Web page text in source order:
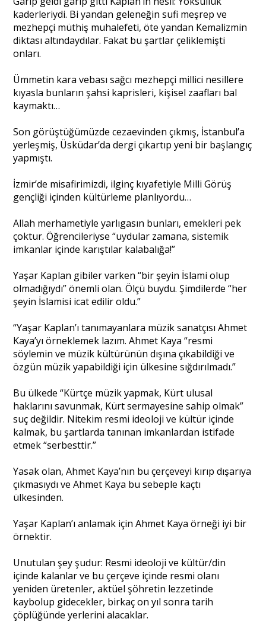
kaderleriydi. Bi yandan geleneğin sufi meşrep ve
mezhepçi müthiş muhalefeti, öte yandan Kemalizmin
diktası altındaydılar. Fakat bu şartlar çeliklemişti
onları.
Ümmetin kara vebası sağcı mezhepçi millici nesillere
kıyasla bunların şahsi kaprisleri, kişisel zaafları bal
kaymaktı…
Son görüştüğümüzde cezaevinden çıkmış, İstanbul’a
yerleşmiş, Üsküdar’da dergi çıkartıp yeni bir başlangıç
yapmıştı.
İzmir’de misafirimizdi, ilginç kıyafetiyle Milli Görüş
gençliği içinden kültürleme planlıyordu…
Allah merhametiyle yarlıgasın bunları, emekleri pek
çoktur. Öğrencileriyse “uydular zamana, sistemik
imkanlar içinde karıştılar kalabalığa!”
Yaşar Kaplan gibiler varken “bir şeyin İslami olup
olmadığıydı” önemli olan. Ölçü buydu. Şimdilerde “her
şeyin İslamisi icat edilir oldu.”
“Yaşar Kaplan’ı tanımayanlara müzik sanatçısı Ahmet
Kaya’yı örneklemek lazım. Ahmet Kaya “resmi
söylemin ve müzik kültürünün dışına çıkabildiği ve
özgün müzik yapabildiği için ülkesine sığdırılmadı.”
Bu ülkede “Kürtçe müzik yapmak, Kürt ulusal
haklarını savunmak, Kürt sermayesine sahip olmak”
suç değildir. Nitekim resmi ideoloji ve kültür içinde
kalmak, bu şartlarda tanınan imkanlardan istifade
etmek “serbesttir.”
Yasak olan, Ahmet Kaya’nın bu çerçeveyi kırıp dışarıya
çıkmasıydı ve Ahmet Kaya bu sebeple kaçtı
ülkesinden.
Yaşar Kaplan’ı anlamak için Ahmet Kaya örneği iyi bir
örnektir.
Unutulan şey şudur: Resmi ideoloji ve kültür/din
içinde kalanlar ve bu çerçeve içinde resmi olanı
yeniden üretenler, aktüel şöhretin lezzetinde
kaybolup gidecekler, birkaç on yıl sonra tarih
çöplüğünde yerlerini alacaklar.